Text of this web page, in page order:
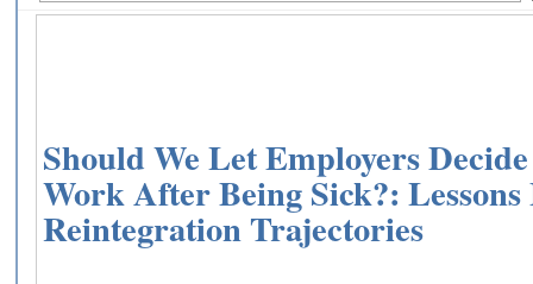
Should We Let Employers
Work After Being Sick?: Lessons
Reintegration Trajectories